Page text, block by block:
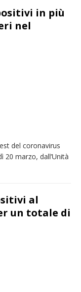
in più
nel
del coronavirus
20 marzo, dall’Unità
al
un totale di